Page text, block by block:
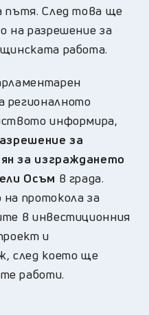
пътя. След това ще
на разрешение за
работа.
регионалното
информира,
за
за изграждането
Осъм в града.
протокола за
в инвестиционния
и
след което ще
работи.